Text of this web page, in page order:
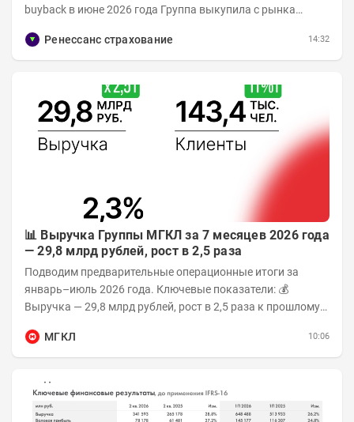
buyback в июне 2026 года Группа выкупила с рынка
Ренессанс страхование
14:32
📊 Выручка Группы МГКЛ за 7 месяцев 2026 года
— 29,8 млрд рублей, рост в 2,5 раза
Подводим предварительные операционные итоги за
январь–июль 2026 года. Ключевые показатели: 💰
Выручка — 29,8 млрд рублей, рост в 2,5 раза к прошлому
МГКЛ
10:06